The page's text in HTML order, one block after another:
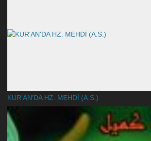
KUR'AN'DA HZ. MEHDİ (A.S.)